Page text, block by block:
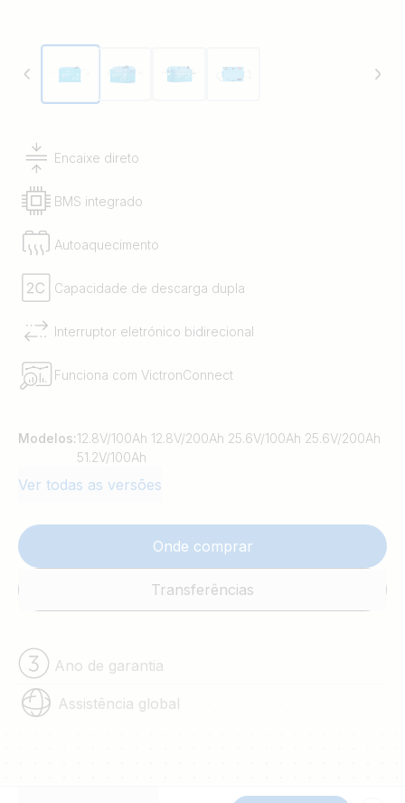
Encaixe direto
BMS integrado
Autoaquecimento
Capacidade de descarga dupla
Interruptor eletrónico bidirecional
Funciona com VictronConnect
Modelos:12.8V/100Ah 12.8V/200Ah 25.6V/100Ah 25.6V/200Ah
51.2V/100Ah
Ver todas as versões
Onde comprar
Transferências
Ano de garantia
Assistência global